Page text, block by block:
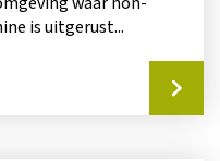
is uitgerust...